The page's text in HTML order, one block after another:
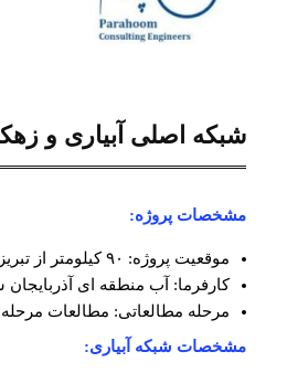
شبکه اصلی آبیاری و
مشخصات پروژه:
موقعیت پروژه: ۹۰ کیلومتر از تبریز
کارفرما: آب منطقه ای
مرحله مطالعاتی: مطالعات
مشخصات شبکه آبیاری: